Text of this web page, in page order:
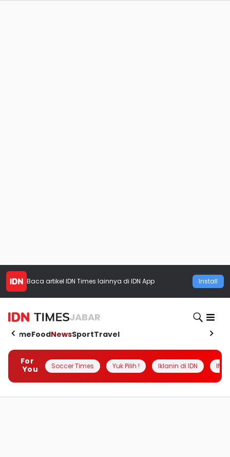
Baca artikel IDN Times lainnya di IDN App Install
JABAR
HomeFoodNewsSportTravel
For
You
Soccer Times Yuk Pilih ! Iklanin di IDN